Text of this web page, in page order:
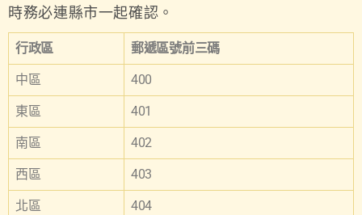
時務必連縣市一起確認。
行政區 郵遞區號前三碼
中區 400
東區 401
南區 402
西區 403
北區 404